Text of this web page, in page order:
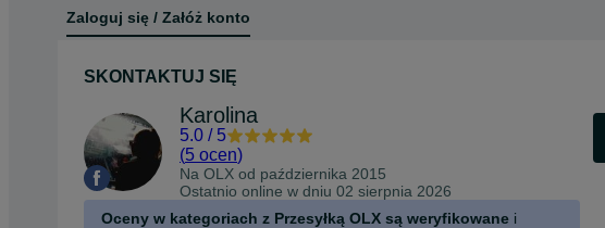
Zaloguj się / Załóż konto
SKONTAKTUJ SIĘ
Karolina
5.0 / 5
(5 ocen)
Na OLX od października 2015
Ostatnio online w dniu 02 sierpnia 2026
Oceny w kategoriach z Przesyłką OLX są weryfikowane i